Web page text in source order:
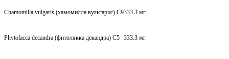
Chamomilla vulgaris (хамомилла вульгарис) C9333.3 мг
Phytolaссa decandra (фитолякка декандра) C5 333.3 мг